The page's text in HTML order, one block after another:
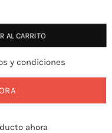
AL CARRITO
y condiciones
ahora